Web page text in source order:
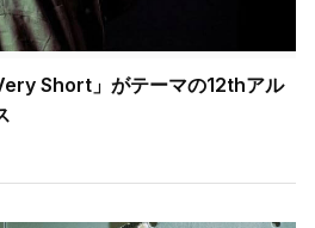
Short」がテーマの12thアル